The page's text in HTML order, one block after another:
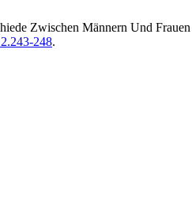
Zwischen Männern Und
248.